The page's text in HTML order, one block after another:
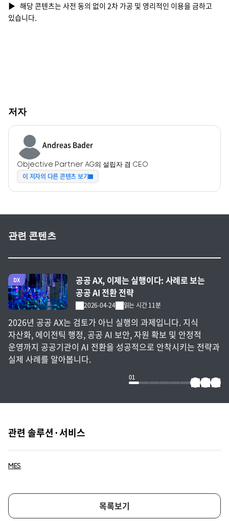
▶ 해당 콘텐츠는 사전 동의 없이 2차 가공 및 영리적인 이용을 금하고
있습니다.
저자
Andreas Bader
Objective Partner AG의 설립자 겸 CEO
이 저자의 다른 콘텐츠 보기
관련 콘텐츠
전체 글 보기
DX
2026-04-24 읽는 시간 11분
공공 AX, 이제는 실행이다: 사례로 보는
공공 AI 전환 전략
2026년 공공 AX는 검토가 아닌 실행의 과제입니다. 지식
자산화, 에이전틱 행정, 공공 AI 보안, 자원 확보 및 안정적
운영까지 공공기관이 AI 전환을 성공적으로 안착시키는 전략과
실제 사례를 알아봅니다.
01
관련 솔루션·서비스
MES
목록보기